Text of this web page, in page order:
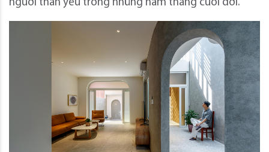
người thân yêu trong những năm tháng cuối đời.